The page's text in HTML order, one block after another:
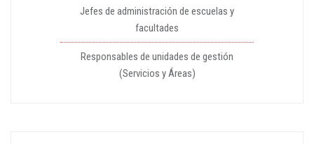
Jefes de administración de escuelas y
facultades
Responsables de unidades de gestión
(Servicios y Áreas)